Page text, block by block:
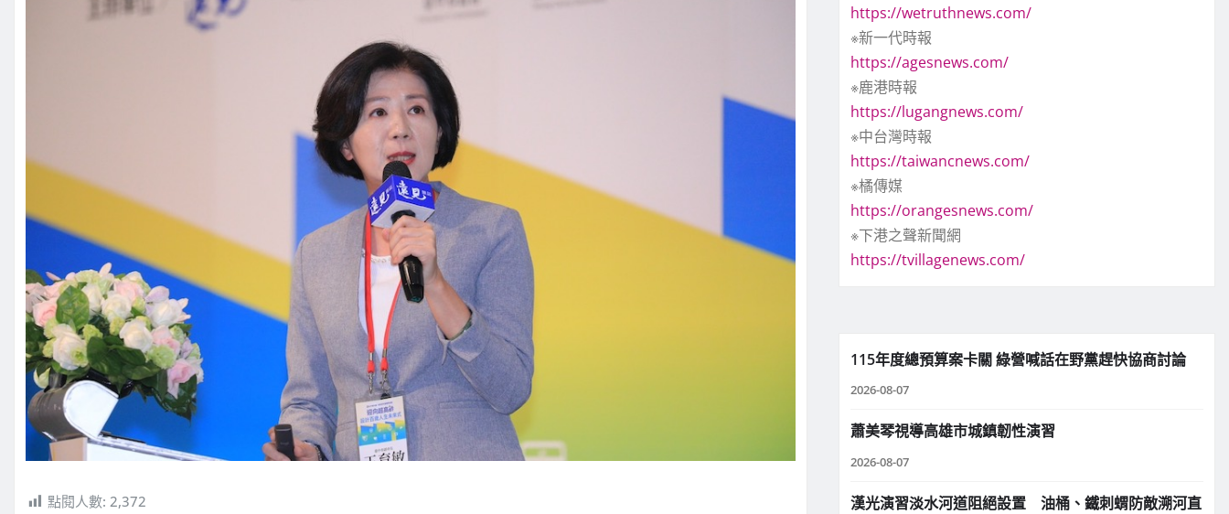
點閱人數: 2,372
https://wetruthnews.com/
※新一代時報
https://agesnews.com/
※鹿港時報
https://lugangnews.com/
※中台灣時報
https://taiwancnews.com/
※橘傳媒
https://orangesnews.com/
※下港之聲新聞網
https://tvillagenews.com/
115年度總預算案卡關 綠營喊話在野黨趕快協商討論
2026-08-07
蕭美琴視導高雄市城鎮韌性演習
2026-08-07
漢光演習淡水河道阻絕設置 油桶、鐵刺蝟防敵溯河直